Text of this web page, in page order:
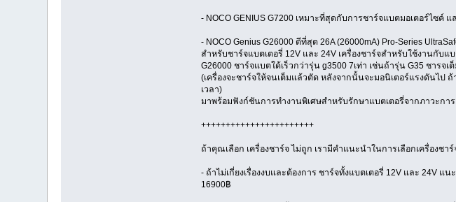
- NOCO GENIUS G7200 เหมาะที่สุดกับการชาร์จแบตมอเตอร์ไซ
- NOCO Genius G26000 ดีที่สุด 26A (26000mA) Pro-Series
สำหรับชาร์จแบตเตอรี่ 12V และ 24V เครื่องชาร์จสำหรับใช้งานกับ
G26000 ชาร์จแบตใด้เร็วกว่ารุ่น g3500 7เท่า เช่นถ้ารุ่น G35 ชารจ
(เครื่องจะชาร์จให้จนเต็มแล้วตัด หลังจากนั้นจะมอนิเตอร์แรงดันไป
เวลา)
มาพร้อมฟังก์ชันการทำงานพิเศษสำหรับรักษาแบตเตอรี่จากภาวะก
+++++++++++++++++++++++
ถ้าคุณเลือก เครื่องชาร์จ ไม่ถูก เรามีคำแนะนำในการเลือกเครื่องช
- ถ้าไม่เกี่ยงเรื่องงบและต้องการ ชาร์จทั้งแบตเตอรี่ 12V และ 24V
16900฿